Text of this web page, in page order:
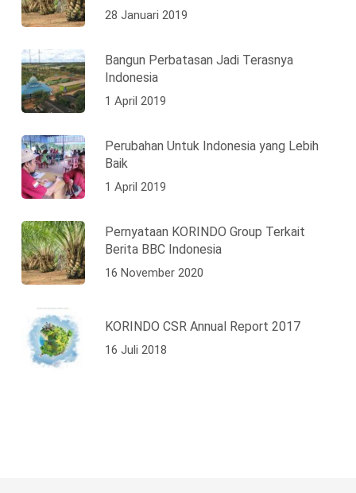
28 Januari 2019
Bangun Perbatasan Jadi Terasnya
Indonesia
1 April 2019
Perubahan Untuk Indonesia yang Lebih
Baik
1 April 2019
Pernyataan KORINDO Group Terkait
Berita BBC Indonesia
16 November 2020
KORINDO CSR Annual Report 2017
16 Juli 2018